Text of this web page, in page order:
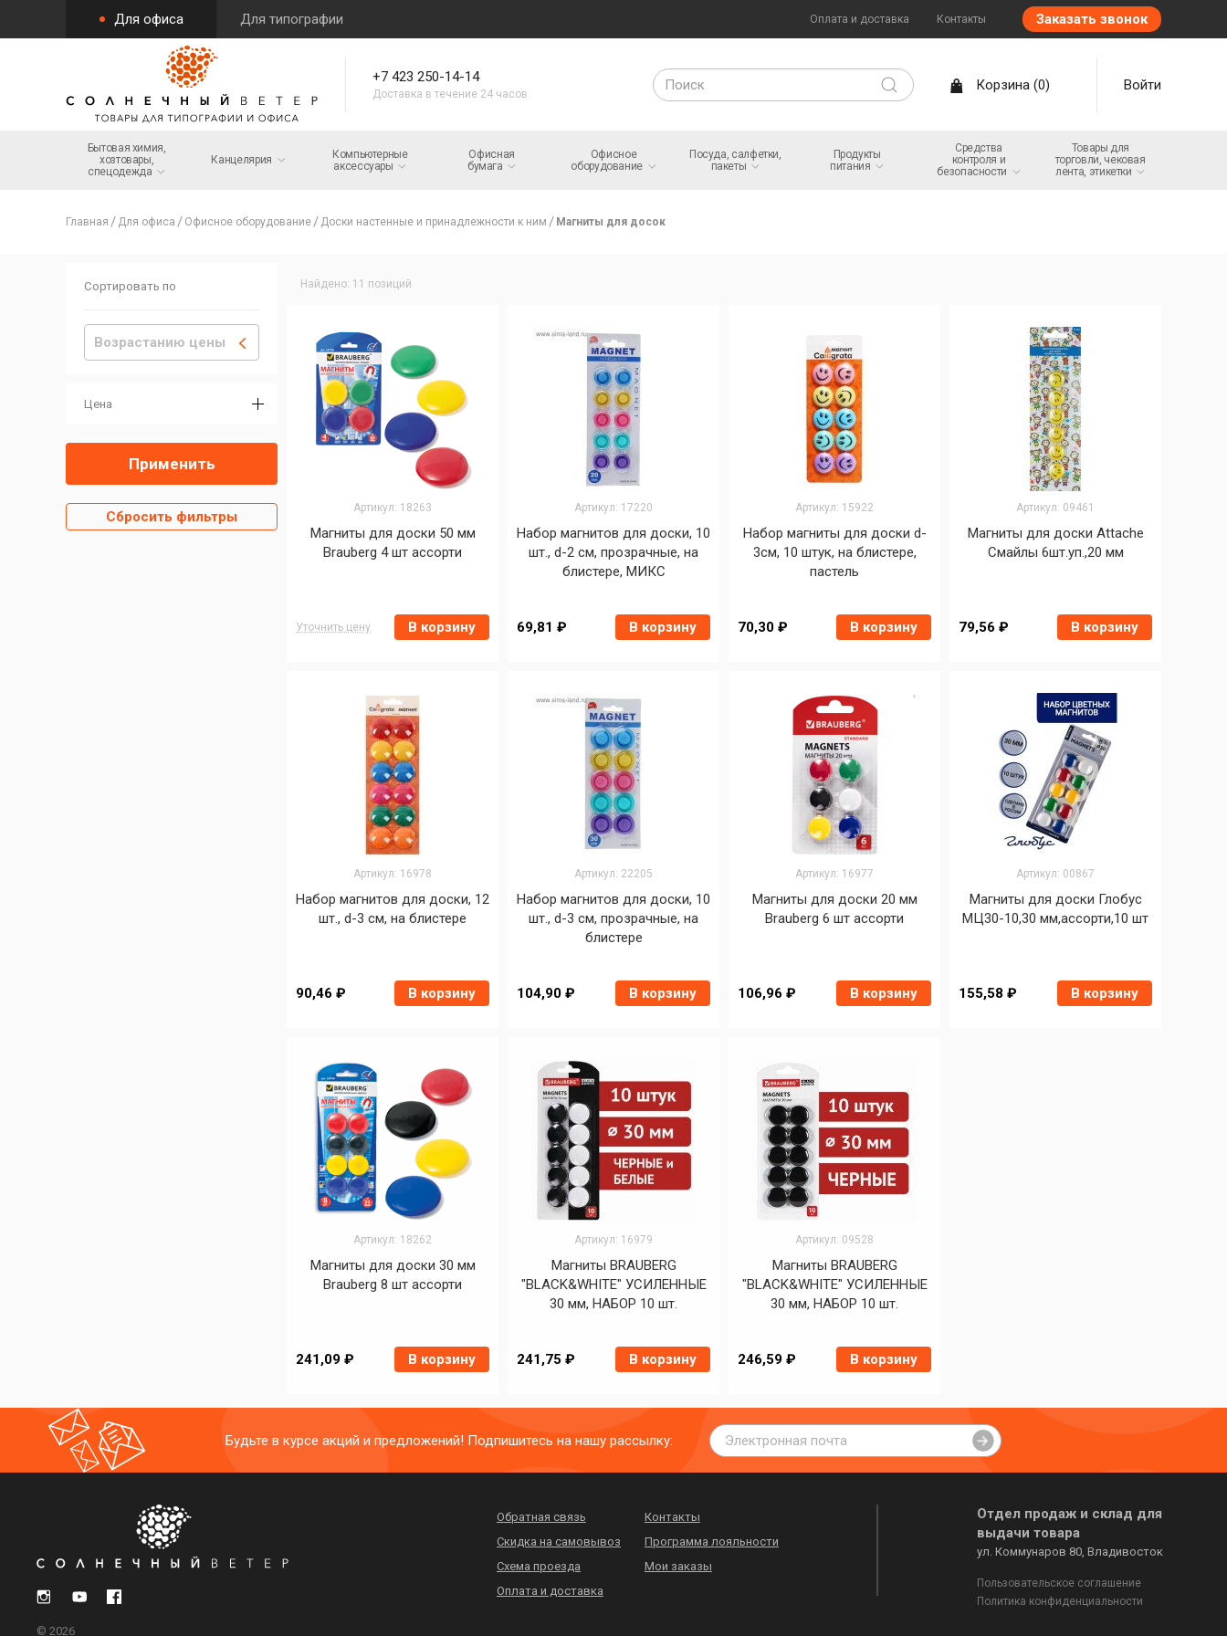
Для офиса Для типографии Оплата и доставка Контакты Заказать звонок
+7 423 250-14-14
Доставка в течение 24 часов
Корзина (0) Войти
Бытовая химия,
хозтовары,
спецодежда
Канцелярия
Компьютерные
аксессуары
Офисная
бумага
Офисное
оборудование
Посуда, салфетки,
пакеты
Продукты
питания
Средства
контроля и
безопасности
Товары для
торговли, чековая
лента, этикетки
Главная Для офиса Офисное оборудование Доски настенные и принадлежности к ним Магниты для досок
Сортировать по
Возрастанию цены
Цена
Применить
Сбросить фильтры
Найдено: 11 позиций
Артикул: 18263
Магниты для доски 50 мм
Brauberg 4 шт ассорти
Уточнить цену В корзину
Артикул: 17220
Набор магнитов для доски, 10
шт., d-2 см, прозрачные, на
блистере, МИКС
69,81 ₽ В корзину
Артикул: 15922
Набор магниты для доски d-
3см, 10 штук, на блистере,
пастель
70,30 ₽ В корзину
Артикул: 09461
Магниты для доски Attache
Смайлы 6шт.уп.,20 мм
79,56 ₽ В корзину
Артикул: 16978
Набор магнитов для доски, 12
шт., d-3 см, на блистере
90,46 ₽ В корзину
Артикул: 22205
Набор магнитов для доски, 10
шт., d-3 см, прозрачные, на
блистере
104,90 ₽ В корзину
Артикул: 16977
Магниты для доски 20 мм
Brauberg 6 шт ассорти
106,96 ₽ В корзину
Артикул: 00867
Магниты для доски Глобус
МЦ30-10,30 мм,ассорти,10 шт
155,58 ₽ В корзину
Артикул: 18262
Магниты для доски 30 мм
Brauberg 8 шт ассорти
241,09 ₽ В корзину
Артикул: 16979
Магниты BRAUBERG
"BLACK&WHITE" УСИЛЕННЫЕ
30 мм, НАБОР 10 шт.
241,75 ₽ В корзину
Артикул: 09528
Магниты BRAUBERG
"BLACK&WHITE" УСИЛЕННЫЕ
30 мм, НАБОР 10 шт.
246,59 ₽ В корзину
Будьте в курсе акций и предложений! Подпишитесь на нашу рассылку:
© 2026
Обратная связь
Скидка на самовывоз
Схема проезда
Оплата и доставка
Контакты
Программа лояльности
Мои заказы
Отдел продаж и склад для
выдачи товара
ул. Коммунаров 80, Владивосток
Пользовательское соглашение
Политика конфиденциальности